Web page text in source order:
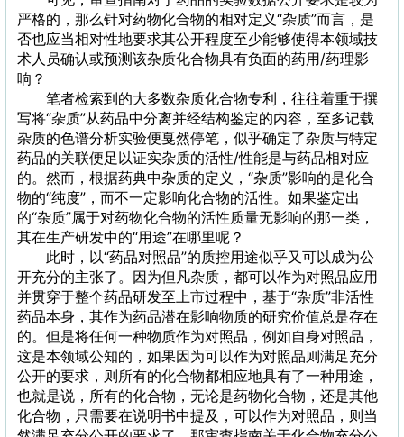
严格的，那么针对药物化合物的相对定义“杂质”而言，是
否也应当相对性地要求其公开程度至少能够使得本领域技
术人员确认或预测该杂质化合物具有负面的药用/药理影
响？
笔者检索到的大多数杂质化合物专利，往往着重于撰
写将“杂质”从药品中分离并经结构鉴定的内容，至多记载
杂质的色谱分析实验便戛然停笔，似乎确定了杂质与特定
药品的关联便足以证实杂质的活性/性能是与药品相对应
的。然而，根据药典中杂质的定义，“杂质”影响的是化合
物的“纯度”，而不一定影响化合物的活性。如果鉴定出
的“杂质”属于对药物化合物的活性质量无影响的那一类，
其在生产研发中的“用途”在哪里呢？
此时，以“药品对照品”的质控用途似乎又可以成为公
开充分的主张了。因为但凡杂质，都可以作为对照品应用
并贯穿于整个药品研发至上市过程中，基于“杂质”非活性
药品本身，其作为药品潜在影响物质的研究价值总是存在
的。但是将任何一种物质作为对照品，例如自身对照品，
这是本领域公知的，如果因为可以作为对照品则满足充分
公开的要求，则所有的化合物都相应地具有了一种用途，
也就是说，所有的化合物，无论是药物化合物，还是其他
化合物，只需要在说明书中提及，可以作为对照品，则当